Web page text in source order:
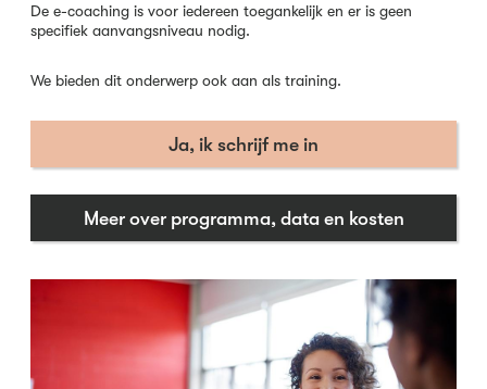
De e-coaching is voor iedereen toegankelijk en er is geen
specifiek aanvangsniveau nodig.
We bieden dit onderwerp ook aan als training.
Ja, ik schrijf me in
Meer over programma, data en kosten